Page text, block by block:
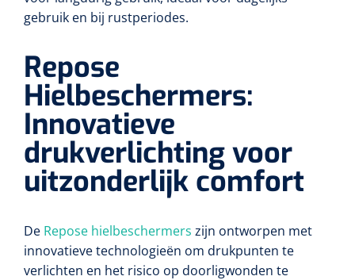
Wearables
Alcoholmeter
Instrumentensets
Steriele velden
Chronische wondzorgproducten
Hydrocolloïden
Zilververbanden
Hydrogel
gebruik en bij rustperiodes.
Repose
Hielbeschermers:
Innovatieve
drukverlichting voor
uitzonderlijk comfort
De Repose hielbeschermers zijn ontworpen met
innovatieve technologieën om drukpunten te
verlichten en het risico op doorligwonden te